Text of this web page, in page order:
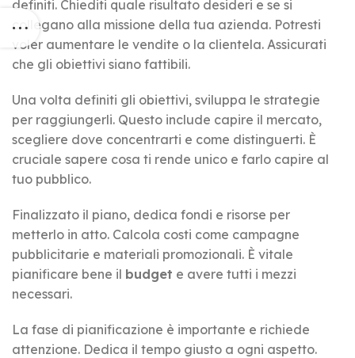
definiti. Chiediti quale risultato desideri e se si
collegano alla missione della tua azienda. Potresti
voler aumentare le vendite o la clientela. Assicurati
che gli obiettivi siano fattibili.
Una volta definiti gli obiettivi, sviluppa le strategie
per raggiungerli. Questo include capire il mercato,
scegliere dove concentrarti e come distinguerti. È
cruciale sapere cosa ti rende unico e farlo capire al
tuo pubblico.
Finalizzato il piano, dedica fondi e risorse per
metterlo in atto. Calcola costi come campagne
pubblicitarie e materiali promozionali. È vitale
pianificare bene il budget e avere tutti i mezzi
necessari.
La fase di pianificazione è importante e richiede
attenzione. Dedica il tempo giusto a ogni aspetto.